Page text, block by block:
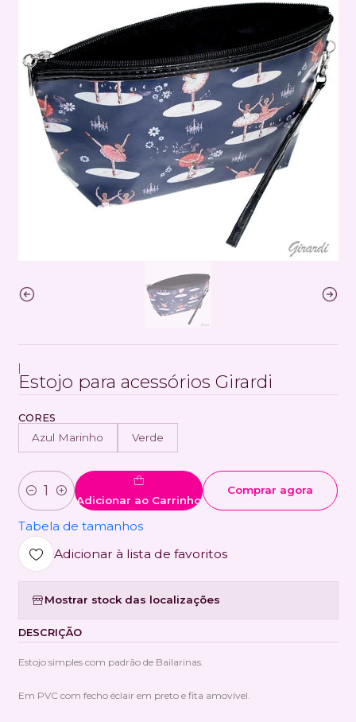
Estojo para acessórios Girardi
CORES
Azul Marinho Verde
QuantidadeAdicionar ao Carrinho
Comprar agora
Tabela de tamanhos
Adicionar à lista de favoritos
Mostrar stock das localizações
DESCRIÇÃO
Estojo simples com padrão de Bailarinas.
Em PVC com fecho éclair em preto e fita amovível.